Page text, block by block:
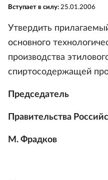
Вступает в силу: 25.01.2006
Утвердить
основного
производства
спиртосодержащей
Председатель
Правительства
М. Фрадков